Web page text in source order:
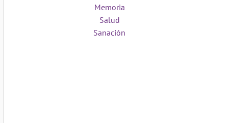
Memoria
Salud
Sanación